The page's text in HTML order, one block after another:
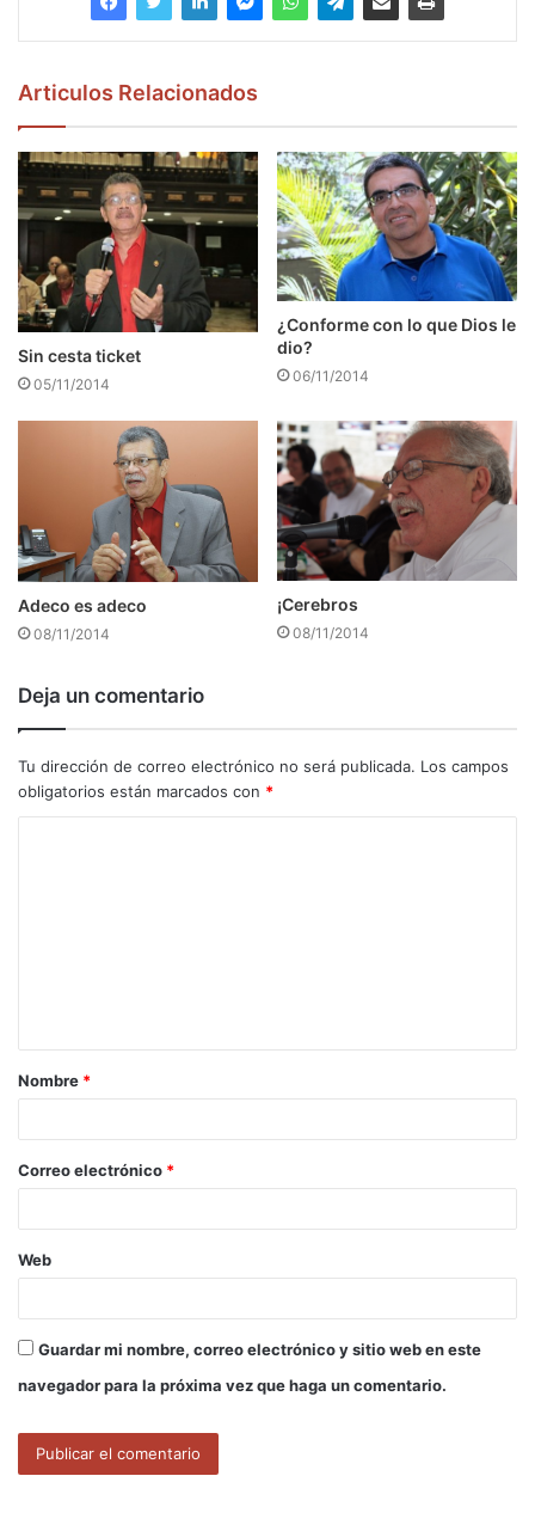
Articulos Relacionados
Sin cesta ticket
05/11/2014
¿Conforme con lo que Dios le
dio?
06/11/2014
Adeco es adeco
08/11/2014
¡Cerebros
08/11/2014
Deja un comentario
Tu dirección de correo electrónico no será publicada. Los campos
obligatorios están marcados con *
a
r
*
Nombre *
Correo electrónico *
Web
Guardar mi nombre, correo electrónico y sitio web en este
navegador para la próxima vez que haga un comentario.